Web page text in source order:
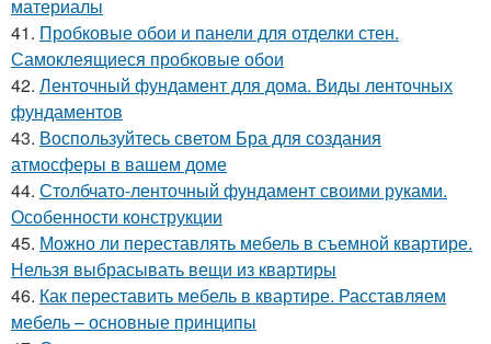
материалы
41. Пробковые обои и панели для отделки стен.
Самоклеящиеся пробковые обои
42. Ленточный фундамент для дома. Виды ленточных
фундаментов
43. Воспользуйтесь светом Бра для создания
атмосферы в вашем доме
44. Столбчато-ленточный фундамент своими руками.
Особенности конструкции
45. Можно ли переставлять мебель в съемной квартире.
Нельзя выбрасывать вещи из квартиры
46. Как переставить мебель в квартире. Расставляем
мебель – основные принципы